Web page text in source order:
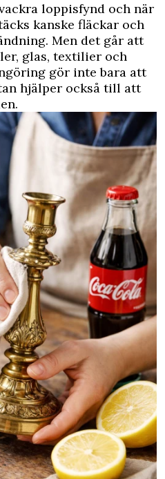
loppisfynd och när
kanske fläckar och
Men det går att
glas, textilier och
gör inte bara att
hjälper också till att